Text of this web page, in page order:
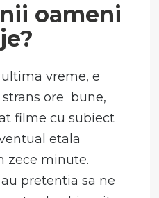
oameni
vreme, e
ore bune,
filme cu subiect
etala
zece minute.
pretentia sa ne